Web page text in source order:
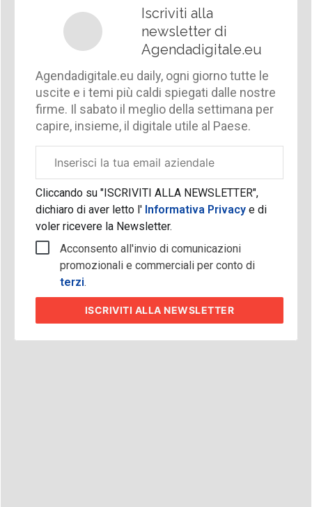
Iscriviti alla
newsletter di
Agendadigitale.eu
Agendadigitale.eu daily, ogni giorno tutte le
uscite e i temi più caldi spiegati dalle nostre
firme. Il sabato il meglio della settimana per
capire, insieme, il digitale utile al Paese.
aziendale
Cliccando su "ISCRIVITI ALLA NEWSLETTER",
dichiaro di aver letto l'Informativa Privacy e di
voler ricevere la Newsletter.
Acconsento all'invio di comunicazioni
promozionali e commerciali per conto di
terzi.
ISCRIVITI ALLA NEWSLETTER